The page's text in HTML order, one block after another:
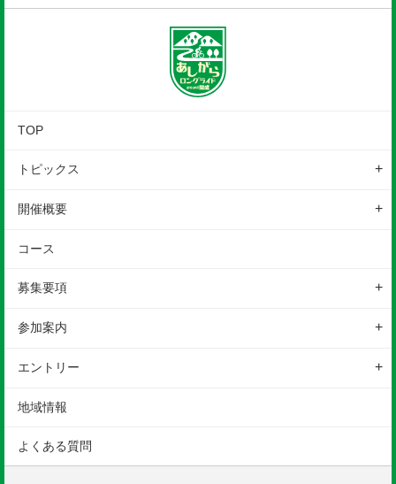
TOP
トピックス
お知らせ
地域情報
はじめての方へ
開催概要
イベントの特徴
会場
アクセス
コース
募集要項
ロングライド
保険
参加案内
参加前のご案内
エントリー
エントリーの方法
参加規約
地域情報
よくある質問